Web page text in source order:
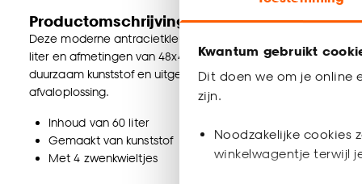
Kwantum gebruikt
Dit doen we om je online
zijn.
Noodzakelijke cookies
winkelwagentje terwijl
Productomschrijving
Deze moderne antracietkleurige container is een praktische
liter en afmetingen van 48x42x64 cm (lxbxh) biedt de
duurzaam kunststof en uitgerust met 4 zwenkwieltjes, wat
afvaloplossing.
Inhoud van 60 liter
Gemaakt van kunststof
Met 4 zwenkwieltjes